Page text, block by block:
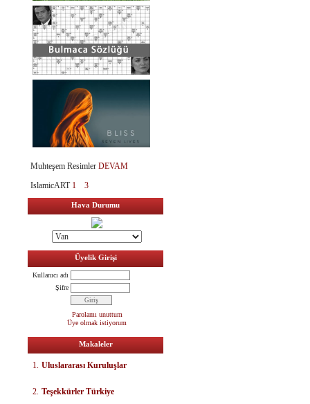
Muhteşem Resimler DEVAM
IslamicART 1 3
Hava Durumu
Üyelik Girişi
Kullanıcı adı
Şifre
Parolamı unuttum
Üye olmak istiyorum
Makaleler
1. Uluslararası Kuruluşlar
2. Teşekkürler Türkiye